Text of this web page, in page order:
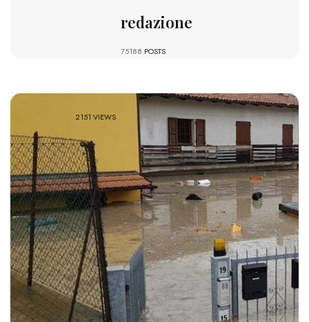
redazione
75188 POSTS
2151 VIEWS